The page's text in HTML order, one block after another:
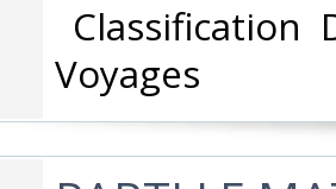
Classification
Voyages‎